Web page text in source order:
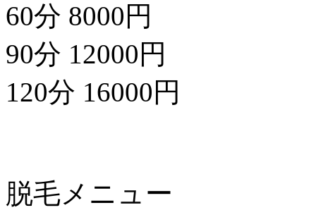
60分 8000円
90分 12000円
120分 16000円
脱毛メニュー